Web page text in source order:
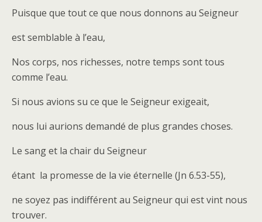
Puisque que tout ce que nous donnons au Seigneur
est semblable à l’eau,
Nos corps, nos richesses, notre temps sont tous
comme l’eau.
Si nous avions su ce que le Seigneur exigeait,
nous lui aurions demandé de plus grandes choses.
Le sang et la chair du Seigneur
étant la promesse de la vie éternelle (Jn 6.53-55),
ne soyez pas indifférent au Seigneur qui est vint nous
trouver.